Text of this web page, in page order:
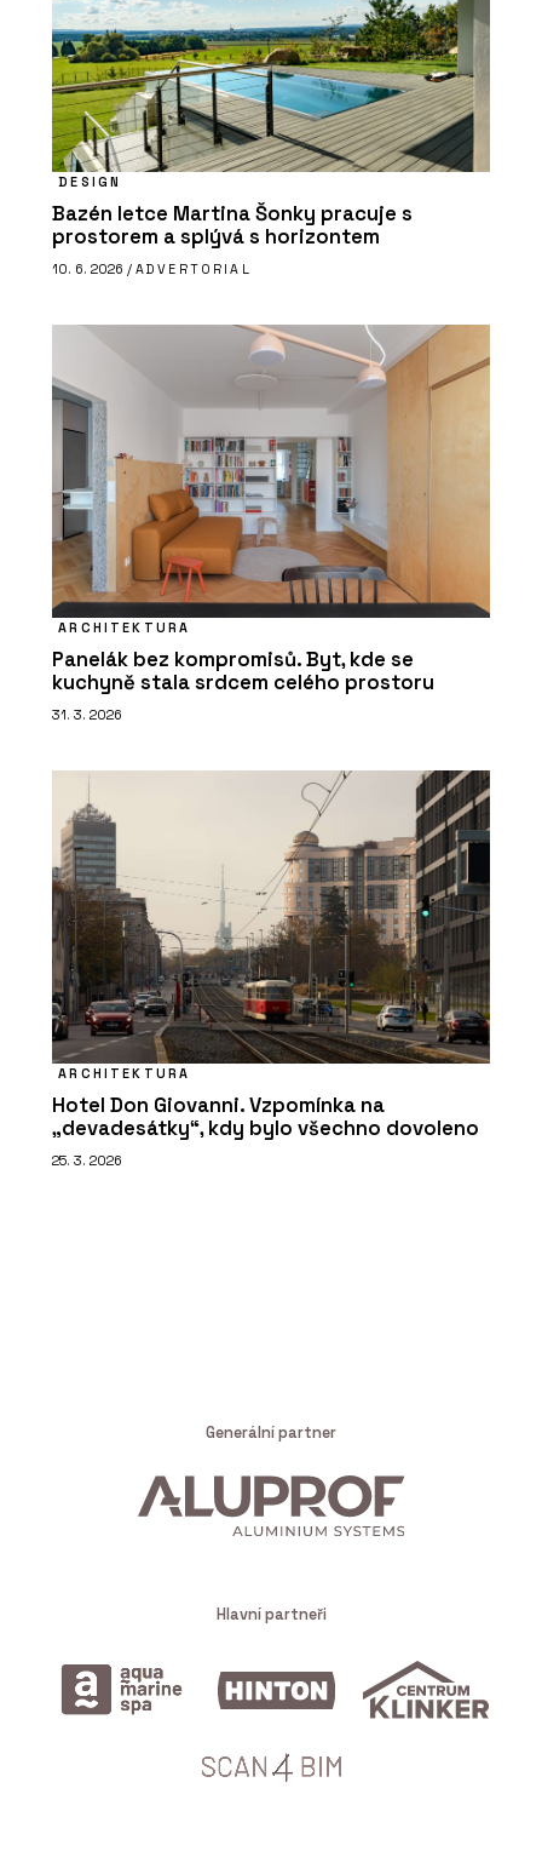
DESIGN
Bazén letce Martina Šonky pracuje s
prostorem a splývá s horizontem
10. 6. 2026 / ADVERTORIAL
ARCHITEKTURA
Panelák bez kompromisů. Byt, kde se
kuchyně stala srdcem celého prostoru
31. 3. 2026
ARCHITEKTURA
Hotel Don Giovanni. Vzpomínka na
„devadesátky“, kdy bylo všechno dovoleno
25. 3. 2026
Generální partner
Hlavní partneři